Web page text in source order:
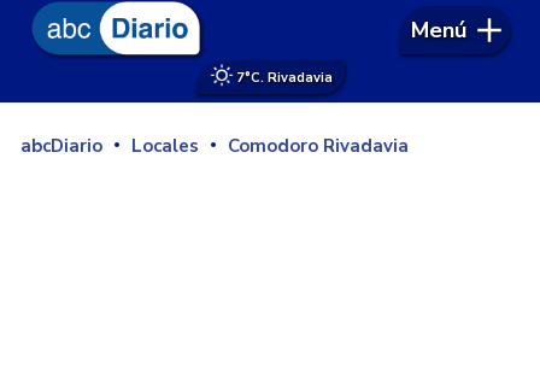
7°C. Rivadavia
Menú
abcDiario Locales Comodoro Rivadavia